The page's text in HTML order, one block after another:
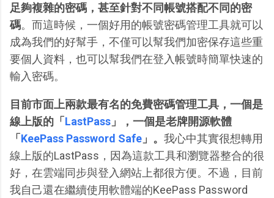
足夠複雜的密碼，甚至針對不同帳號搭配不同的密
碼。而這時候，一個好用的帳號密碼管理工具就可以
成為我們的好幫手，不僅可以幫我們加密保存這些重
要個人資料，也可以幫我們在登入帳號時簡單快速的
輸入密碼。
目前市面上兩款最有名的免費密碼管理工具，一個是
線上版的「LastPass 」，一個是老牌開源軟體
「KeePass Password Safe 」。 我心中其實很想轉用
線上版的LastPass，因為這款工具和瀏覽器整合的很
好，在雲端同步與登入網站上都很方便。不過，目前
我自己還在繼續使用軟體端的KeePass Password